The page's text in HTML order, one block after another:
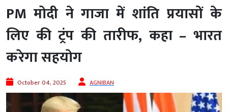
PM मोदी ने गाजा में शांति प्रयासों के
लिए की ट्रंप की तारीफ, कहा – भारत
करेगा सहयोग
October 04, 2025 AGNIBAN